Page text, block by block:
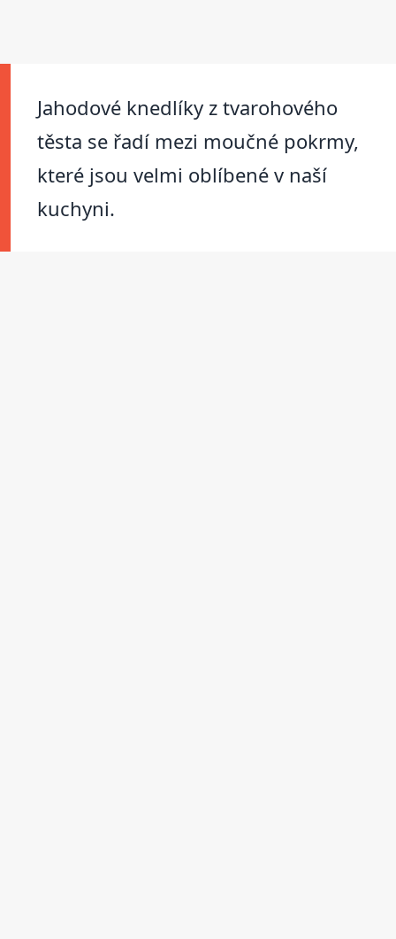
Jahodové knedlíky z tvarohového
těsta se řadí mezi moučné pokrmy,
které jsou velmi oblíbené v naší
kuchyni.